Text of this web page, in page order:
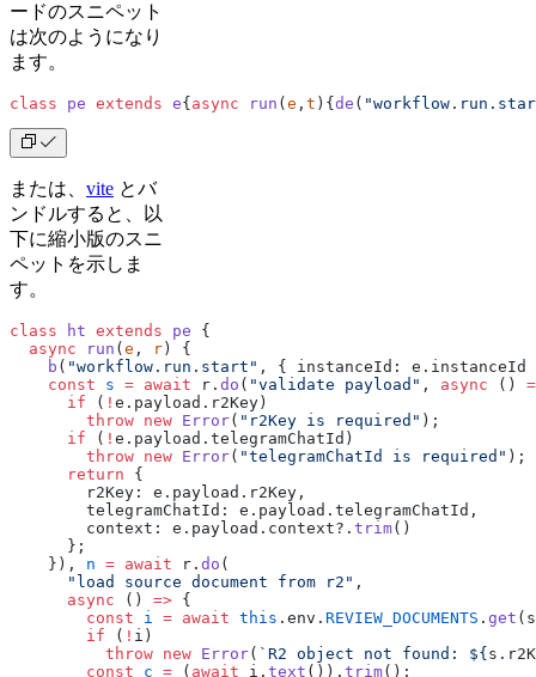
ードのスニペット
は次のようになり
ます。
class pe extends e{ async run ( e , t ){ de (
または、 vite とバ
ンドルすると、以
下に縮小版のスニ
ペットを示しま
す。
class ht extends pe {
  async
run ( e , r ) {
    b
( "workflow.run.start" , { instanceId:
    const
s = await r. do ( "validate payload" , async ()
      if
( ! e.payload.r2Key)
        throw
new Error( "r2Key is required" );
      if
( ! e.payload.telegramChatId)
        throw
new Error( "telegramChatId is required" );
      return
{
        r2Key: e.payload.r2Key,
        telegramChatId: e.payload.telegramChatId,
        context: e.payload.context?.
trim()
      };
    }),
n = await r. do (
      "load source document from r2"
,
      async
() => {
        const
i = await this .env. REVIEW_DOCUMENTS . get
        if
( ! i)
          throw
new Error( `R2 object not found: ${ s .
        const
c = ( await i. text ()). trim();